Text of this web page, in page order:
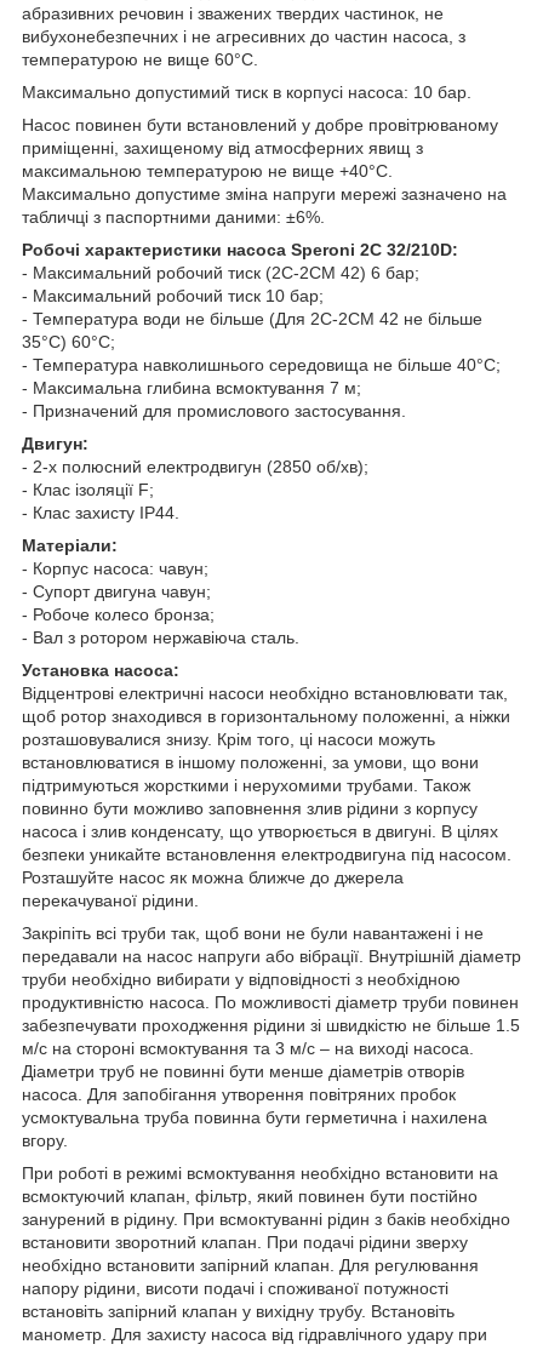
абразивних речовин і зважених твердих частинок, не
вибухонебезпечних і не агресивних до частин насоса, з
температурою не вище 60°С.
Максимально допустимий тиск в корпусі насоса: 10 бар.
Насос повинен бути встановлений у добре провітрюваному
приміщенні, захищеному від атмосферних явищ з
максимальною температурою не вище +40°С.
Максимально допустиме зміна напруги мережі зазначено на
табличці з паспортними даними: ±6%.
Робочі характеристики насоса Speroni 2C 32/210D:
- Максимальний робочий тиск (2С-2СМ 42) 6 бар;
- Максимальний робочий тиск 10 бар;
- Температура води не більше (Для 2С-2СМ 42 не більше
35°С) 60°С;
- Температура навколишнього середовища не більше 40°С;
- Максимальна глибина всмоктування 7 м;
- Призначений для промислового застосування.
Двигун:
- 2-х полюсний електродвигун (2850 об/хв);
- Клас ізоляції F;
- Клас захисту IP44.
Матеріали:
- Корпус насоса: чавун;
- Супорт двигуна чавун;
- Робоче колесо бронза;
- Вал з ротором нержавіюча сталь.
Установка насоса:
Відцентрові електричні насоси необхідно встановлювати так,
щоб ротор знаходився в горизонтальному положенні, а ніжки
розташовувалися знизу. Крім того, ці насоси можуть
встановлюватися в іншому положенні, за умови, що вони
підтримуються жорсткими і нерухомими трубами. Також
повинно бути можливо заповнення злив рідини з корпусу
насоса і злив конденсату, що утворюється в двигуні. В цілях
безпеки уникайте встановлення електродвигуна під насосом.
Розташуйте насос як можна ближче до джерела
перекачуваної рідини.
Закріпіть всі труби так, щоб вони не були навантажені і не
передавали на насос напруги або вібрації. Внутрішній діаметр
труби необхідно вибирати у відповідності з необхідною
продуктивністю насоса. По можливості діаметр труби повинен
забезпечувати проходження рідини зі швидкістю не більше 1.5
м/c на стороні всмоктування та 3 м/с – на виході насоса.
Діаметри труб не повинні бути менше діаметрів отворів
насоса. Для запобігання утворення повітряних пробок
усмоктувальна труба повинна бути герметична і нахилена
вгору.
При роботі в режимі всмоктування необхідно встановити на
всмоктуючий клапан, фільтр, який повинен бути постійно
занурений в рідину. При всмоктуванні рідин з баків необхідно
встановити зворотний клапан. При подачі рідини зверху
необхідно встановити запірний клапан. Для регулювання
напору рідини, висоти подачі і споживаної потужності
встановіть запірний клапан у вихідну трубу. Встановіть
манометр. Для захисту насоса від гідравлічного удару при